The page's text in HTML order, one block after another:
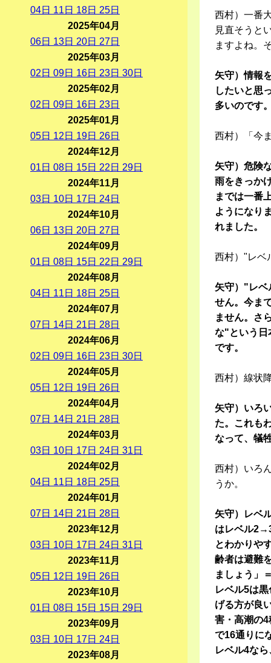
西村）一番
見直そうと
ますよね。
矢守）情報
したいと思
多いのです
西村）「今
矢守）危険
雨をきっか
までは一番
ようになり
れました。
西村）"レベ
矢守）"レベ
せん。今ま
ません。さ
な"という日
です。
西村）線状
矢守）いろ
た。これも
なって、犠
西村）いろ
うか。
矢守）レベ
はレベル
とわかりや
齢者は避難
ましょう」
レベル5は
げる方が良
害・高潮の
で16通りに
レベル4な
04日 11 日 18日 25日
2025年04月
06日 13日 20日 27日
2025年03月
02 日 09日 16日 23日 30日
2025年02月
02 日 09日 16日 23日
2025年01月
05日 12 日 19日 26日
2024年12月
01 日 08日 15日 22 日 29日
2024年11月
03日 10日 17日 24日
2024年10月
06日 13日 20日 27日
2024年09月
01 日 08日 15日 22 日 29日
2024年08月
04日 11 日 18日 25日
2024年07月
07日 14日 21 日 28日
2024年06月
02 日 09日 16日 23日 30日
2024年05月
05日 12 日 19日 26日
2024年04月
07日 14日 21 日 28日
2024年03月
03日 10日 17日 24日 31 日
2024年02月
04日 11 日 18日 25日
2024年01月
07日 14日 21 日 28日
2023年12月
03日 10日 17日 24日 31 日
2023年11月
05日 12 日 19日 26日
2023年10月
01 日 08日 15日 15日 29日
2023年09月
03日 10日 17日 24日
2023年08月